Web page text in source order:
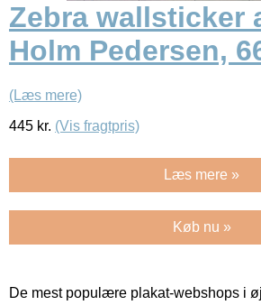
Zebra wallsticker
Holm Pedersen,
(Læs mere)
445 kr. (Vis fragtpris)
Læs mere »
Køb nu »
De mest populære plakat-webshops i